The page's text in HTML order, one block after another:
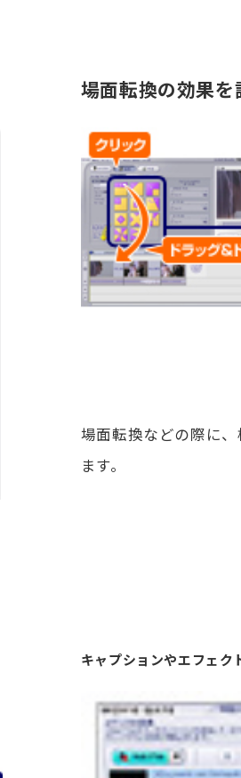
場面転換の効果を
場面転換などの際に
ます。
キャプションやエフェク